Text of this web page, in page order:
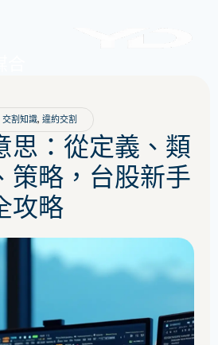
交割知識,違約交割
思：從定義、類
策略，台股新手
攻略